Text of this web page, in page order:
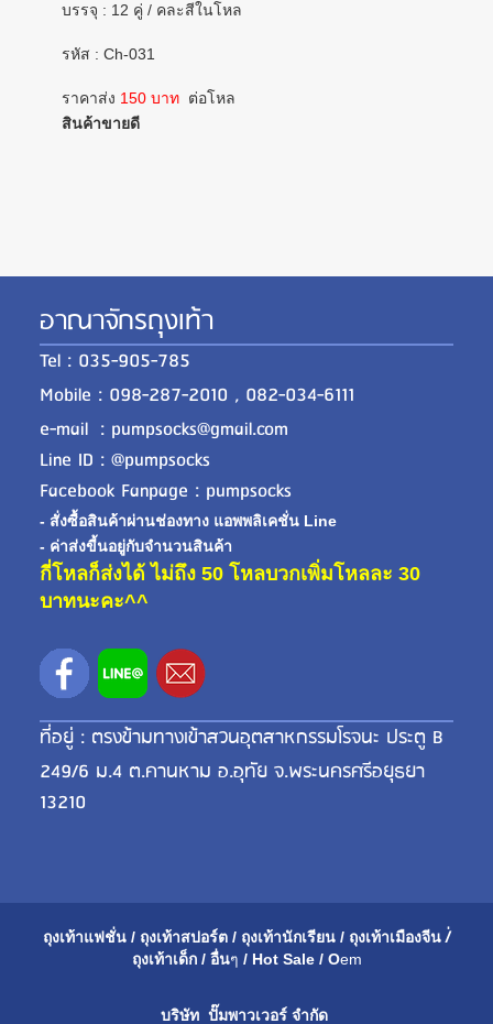
บรรจุ : 12 คู่ / คละสีในโหล
รหัส : Ch-031
ราคาส่ง 150 บาท ต่อโหล
สินค้าขายดี
อาณาจักรถุงเท้า
Tel : 035-905-785
Mobile : 098-287-2010 , 082-034-6111
e-mail : pumpsocks@gmail.com
Line ID : @pumpsocks
Facebook Fanpage : pumpsocks
- สั่งซื้อสินค้าผ่านช่องทาง แอพพลิเคชั่น Line
- ค่าส่งขี้นอยู่กับจำนวนสินค้า
กี่โหลก็ส่งได้ ไม่ถึง 50 โหลบวกเพิ่มโหลละ 30
บาทนะคะ^^
ที่อยู่ : ตรงข้ามทางเข้าสวนอุตสาหกรรมโรจนะ ประตู B
249/6 ม.4 ต.คานหาม อ.อุทัย จ.พระนครศรีอยุธยา
13210
ถุงเท้าแฟชั่น / ถุงเท้าสปอร์ต / ถุงเท้านักเรียน / ถุงเท้าเมืองจีน /่
ถุงเท้าเด็ก / อื่นๆ / Hot Sale / Oem
บริษัท ปั๊มพาวเวอร์ จำกัด